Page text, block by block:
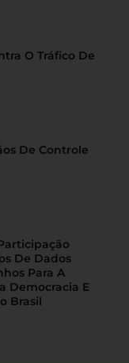
O Tráfico De
De Controle
De Dados
Para A
Democracia E
Brasil